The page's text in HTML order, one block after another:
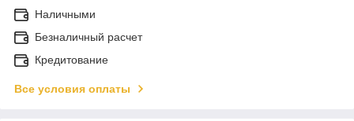
Наличными
Безналичный расчет
Кредитование
Все условия оплаты